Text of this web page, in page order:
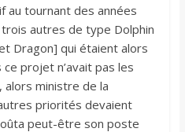
au tournant des années
autres de type Dolphin
Dragon] qui étaient alors
projet n’avait pas les
alors ministre de la
priorités devaient
peut-être son poste